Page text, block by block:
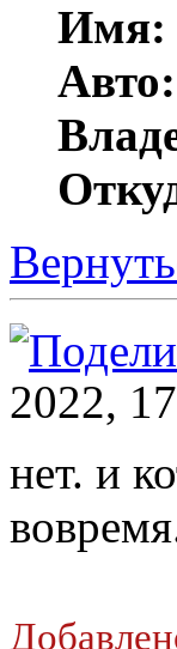
Имя:
Авто:
2022,
нет. и